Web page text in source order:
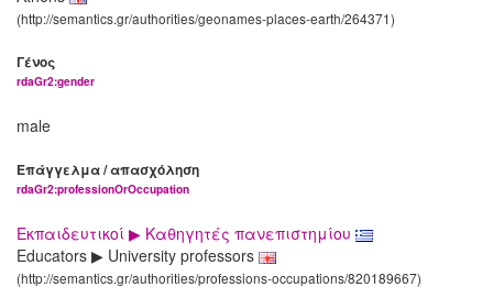
(http://semantics.gr/authorities/geonames-places-earth/264371)
Γένος
rdaGr2:gender
male
Επάγγελμα / απασχόληση
rdaGr2:professionOrOccupation
Εκπαιδευτικοί ▶ Καθηγητές πανεπιστημίου
Educators ▶ University professors
(http://semantics.gr/authorities/professions-occupations/820189667)